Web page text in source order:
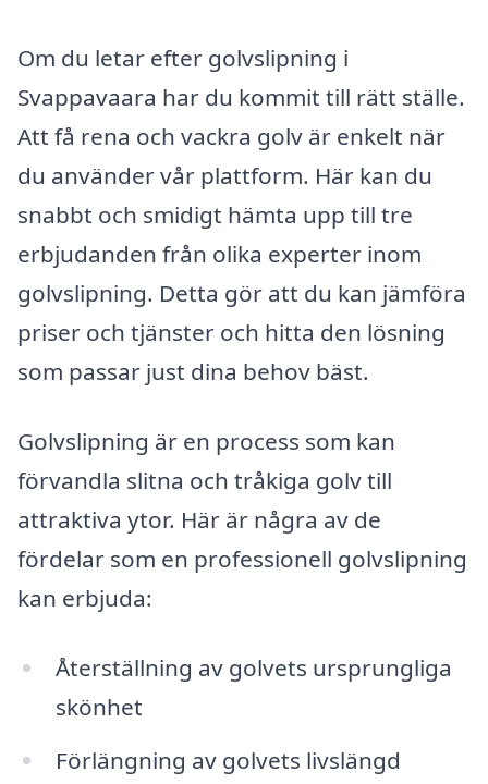
Om du letar efter golvslipning i
Svappavaara har du kommit till rätt ställe.
Att få rena och vackra golv är enkelt när
du använder vår plattform. Här kan du
snabbt och smidigt hämta upp till tre
erbjudanden från olika experter inom
golvslipning. Detta gör att du kan jämföra
priser och tjänster och hitta den lösning
som passar just dina behov bäst.
Golvslipning är en process som kan
förvandla slitna och tråkiga golv till
attraktiva ytor. Här är några av de
fördelar som en professionell golvslipning
kan erbjuda:
Återställning av golvets ursprungliga
skönhet
Förlängning av golvets livslängd